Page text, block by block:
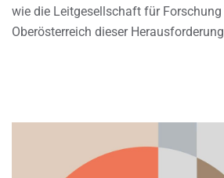
wie die Leitgesellschaft für
Oberösterreich dieser